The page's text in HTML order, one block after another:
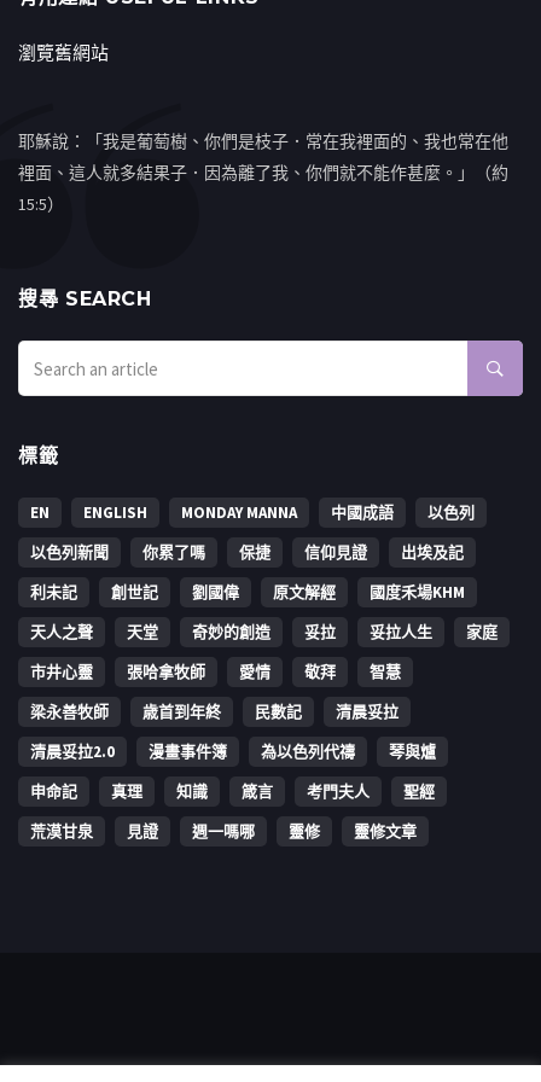
瀏覽舊網站
耶穌說：「我是葡萄樹、你們是枝子．常在我裡面的、我也常在他
裡面、這人就多結果子．因為離了我、你們就不能作甚麼。」（約
15:5）
搜㝷 SEARCH
標籤
EN ENGLISH MONDAY MANNA 中國成語
以色列
以色列新聞
你累了嗎 保捷 信仰見證
出埃及記
利未記
創世記 劉國偉 原文解經
國度禾場KHM
天人之聲
天堂 奇妙的創造 妥拉 妥拉人生
家庭
市井心靈
張哈拿牧師 愛情 敬拜
智慧
梁永善牧師
歳首到年終 民數記
清晨妥拉
清晨妥拉2.0
漫畫事件簿 為以色列代禱
琴與爐
申命記
真理 知識 箴言 考門夫人
聖經
荒漠甘泉
見證 週一嗎哪 靈修 靈修文章